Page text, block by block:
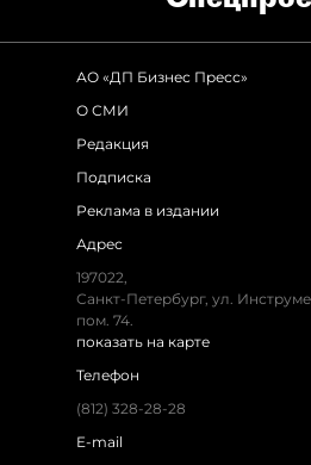
АО «ДП Бизнес Пресс»
О СМИ
Редакция
Подписка
Реклама в издании
Адрес
197022,
Санкт-Петербург, ул.
пом. 74.
показать на карте
Телефон
(812) 328-28-28
E-mail